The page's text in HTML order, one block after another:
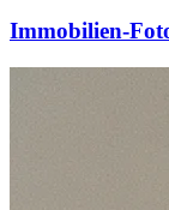
Immobilien-